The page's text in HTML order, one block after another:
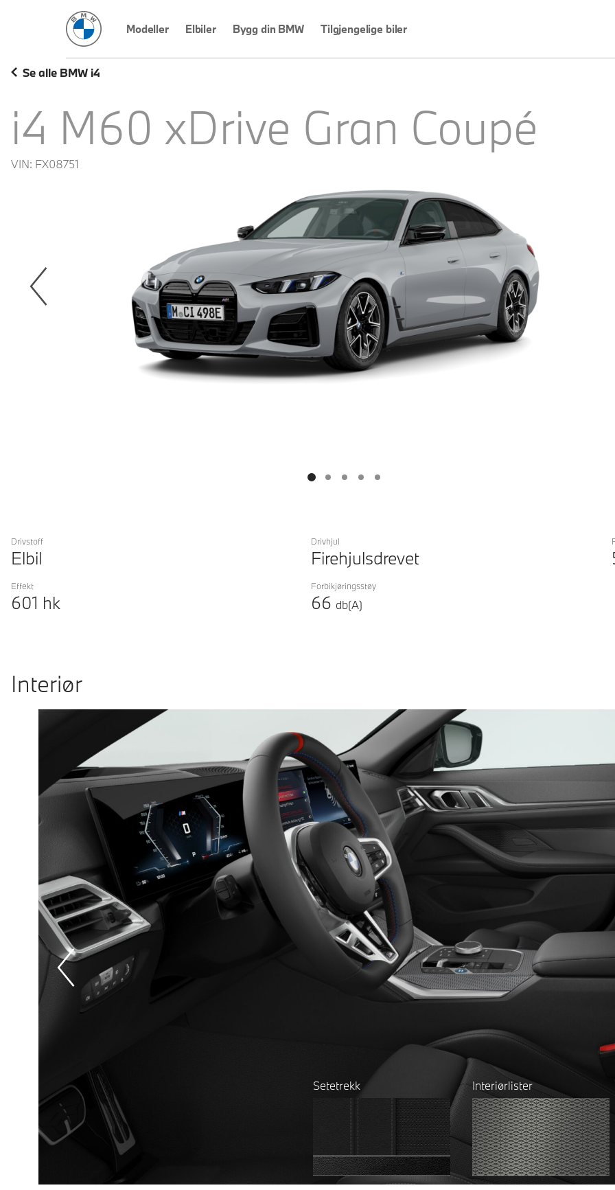
BMW Norge
Modeller Elbiler Bygg din BMW Tilgjengelige biler
Se alle BMW i4
i4 M60 xDrive Gran Coupé
VIN: FX08751
Drivstoff
Elbil
Drivhjul
Firehjulsdrevet
Effekt
601 hk
Forbikjøringsstøy
66 db(A)
Interiør
Prevoius
Setetrekk Interiørlister